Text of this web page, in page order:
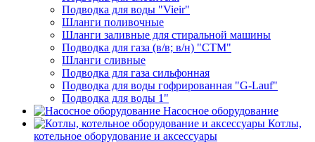
Подводка для воды "Vieir"
Шланги поливочные
Шланги заливные для стиральной машины
Подводка для газа (в/в; в/н) "CTM"
Шланги сливные
Подводка для газа сильфонная
Подводка для воды гофрированная "G-Lauf"
Подводка для воды 1"
Насосное оборудование
Котлы,
котельное оборудование и аксессуары